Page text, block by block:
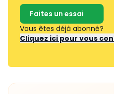
Faites un essai
Vous êtes déjà abonné?
Cliquez ici pour vous